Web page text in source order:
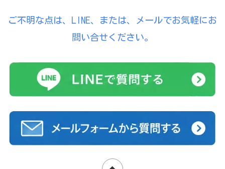
ご不明な点は、LINE、または、メールでお気軽にお
問い合せください。